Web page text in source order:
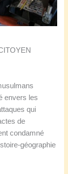
envers les
qui
de
condamné
géographie